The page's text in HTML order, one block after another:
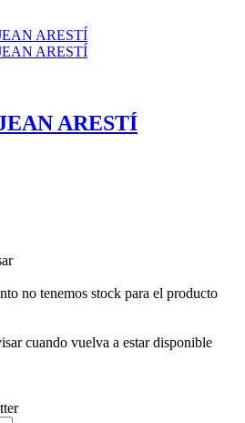
ARESTÍ
no tenemos stock para el producto
cuando vuelva a estar disponible